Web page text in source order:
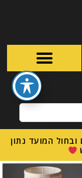
המועד נתון